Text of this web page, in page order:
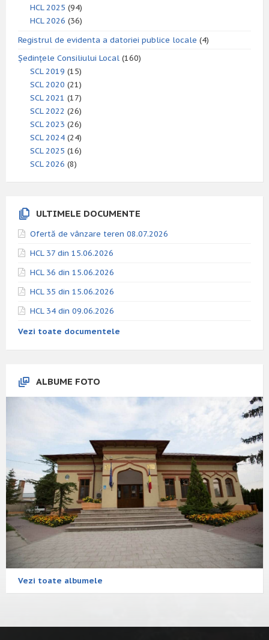
HCL 2025 (94)
HCL 2026 (36)
Registrul de evidenta a datoriei publice locale (4)
Ședințele Consiliului Local (160)
SCL 2019 (15)
SCL 2020 (21)
SCL 2021 (17)
SCL 2022 (26)
SCL 2023 (26)
SCL 2024 (24)
SCL 2025 (16)
SCL 2026 (8)
ULTIMELE DOCUMENTE
Ofertă de vânzare teren 08.07.2026
HCL 37 din 15.06.2026
HCL 36 din 15.06.2026
HCL 35 din 15.06.2026
HCL 34 din 09.06.2026
Vezi toate documentele
ALBUME FOTO
Vezi toate albumele